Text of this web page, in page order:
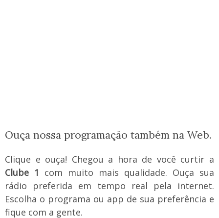
Ouça nossa programação também na Web.
Clique e ouça! Chegou a hora de você curtir a
Clube 1 com muito mais qualidade. Ouça sua
rádio preferida em tempo real pela internet.
Escolha o programa ou app de sua preferência e
fique com a gente.